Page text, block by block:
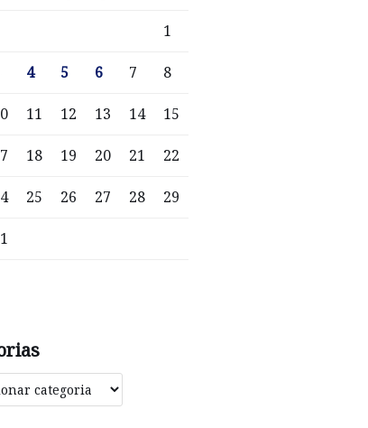
1
4 5 6 7 8
11 12 13 14 15
18 19 20 21 22
25 26 27 28 29